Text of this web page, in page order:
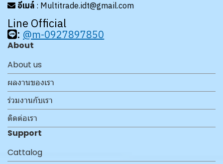
อีเมล์ : Multitrade.idt@gmail.com
Line Official
: @m-0927897850
About
About us
ผลงานของเรา
ร่วมงานกับเรา
ติดต่อเรา
Support
Cattalog